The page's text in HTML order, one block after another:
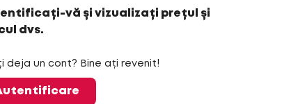
vă și vizualizați prețul și
dvs.
deja un cont? Bine ați revenit!